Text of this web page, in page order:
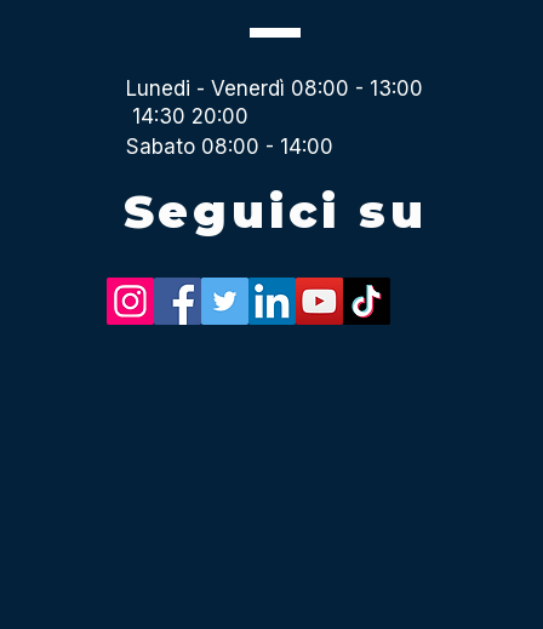
Lunedi - Venerdì 08:00 - 13:00
14:30 20:00
Sabato 08:00 - 14:00
Seguici su